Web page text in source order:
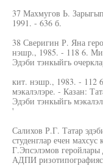
37 Махмугов Ь.
1991. - 636 б.
38 Сверигин Р. Яна
нэшр., 1985. - 118 6.
Эдэби тэнкыйгь
кит. нэшр., 1983. - 112
мэкалэлэре. - Казан:
Эдэби тэнкыйгь
'
Салихов Р.Г. Татар
студенглар ечен
Г.Эпсэлэмов
АДПИ